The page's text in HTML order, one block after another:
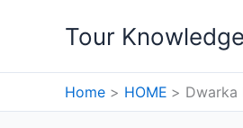
Tour Knowledge
Home HOME Dwarka